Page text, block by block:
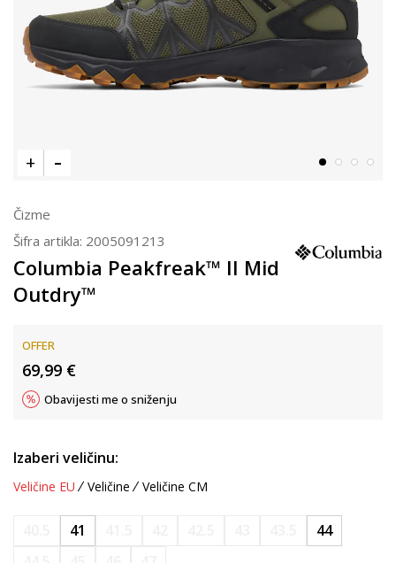
Čizme
Šifra artikla: 2005091213
Columbia Peakfreak™ II Mid
Outdry™
OFFER
69,99 €
Obavijesti me o sniženju
Izaberi veličinu:
Veličine EU Veličine Veličine CM
41
44